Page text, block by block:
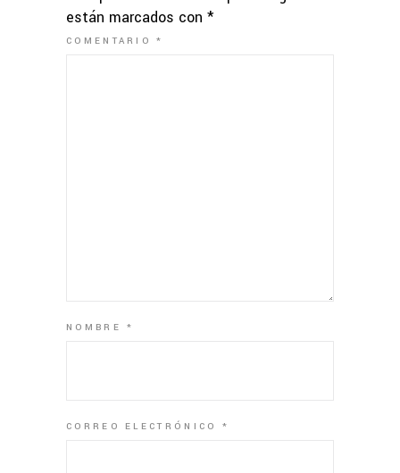
están marcados con *
COMENTARIO*
NOMBRE*
CORREO ELECTRÓNICO *